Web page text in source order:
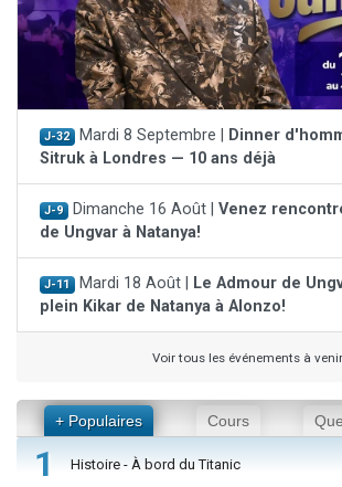
J-32 Mardi 8 Septembre |
Dinner
Sitruk à Londres — 10 ans déjà
J-9 Dimanche 16 Août | Venez
de Ungvar à Natanya!
J-11 Mardi 18 Août |
Le Admour de
plein Kikar de Natanya à Alonzo!
Voir tous les événements à venir
+ Populaires Cours
1 Histoire - À bord du Titanic